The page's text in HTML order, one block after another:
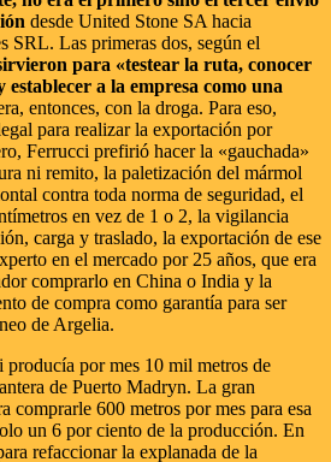
desde United Stone SA hacia
SRL. Las primeras dos, según el
para «testear la ruta, conocer
establecer a la empresa como una
entonces, con la droga. Para eso,
para realizar la exportación por
Ferrucci prefirió hacer la «gauchada»
ni remito, la paletización del mármol
contra toda norma de seguridad, el
en vez de 1 o 2, la vigilancia
carga y traslado, la exportación de ese
en el mercado por 25 años, que era
comprarlo en China o India y la
de compra como garantía para ser
de Argelia.
producía por mes 10 mil metros de
de Puerto Madryn. La gran
comprarle 600 metros por mes para esa
un 6 por ciento de la producción. En
refaccionar la explanada de la